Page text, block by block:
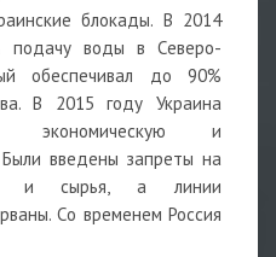
блокады. В 2014
подачу воды в Северо-
обеспечивал до 90%
В 2015 году Украина
экономическую и
Были введены запреты на
и сырья, а линии
Со временем Россия